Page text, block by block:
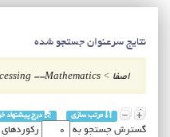
نتایج سرعنوان جستجو شده
اصفا >
--Mathematics
مرتب سازی درج پیشنهاد
گسترش جستجو به